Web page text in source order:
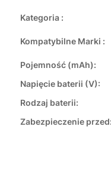
Kategoria :
Kompatybilne Marki :
Pojemność (mAh):
Napięcie baterii (V):
Rodzaj baterii:
Zabezpieczenie przed: